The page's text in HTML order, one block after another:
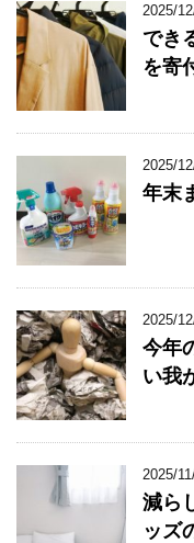
2025/
でき
を寄
2025/
年末
2025/
今年
い我
2025/
減ら
ッズ